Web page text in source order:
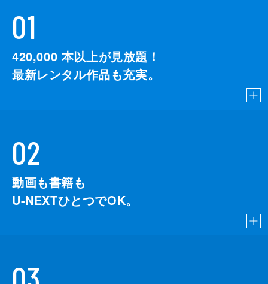
01
420,000 本以上が見放題！
最新レンタル作品も充実。
02
動画も書籍も
U-NEXTひとつでOK。